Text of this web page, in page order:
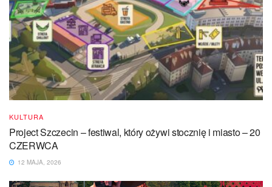
KULTURA
Project Szczecin – festiwal, który ożywi stocznię i miasto – 20
CZERWCA
12 MAJA, 2026